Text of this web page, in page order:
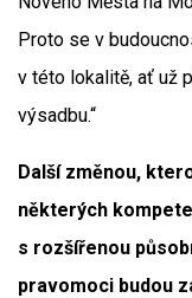
Proto se v
v této lokalitě, ať už
výsadbu.“
Další změnou,
některých
s rozšířenou
pravomoci budou